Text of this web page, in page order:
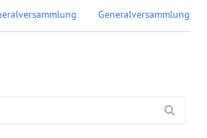
Generalversammlung